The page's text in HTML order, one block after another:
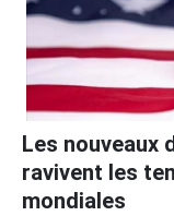
Les nouveaux
ravivent les
mondiales